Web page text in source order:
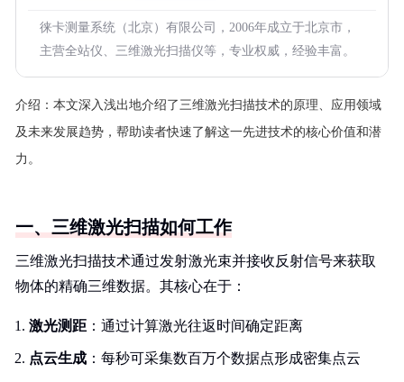
徕卡测量系统（北京）有限公司，2006年成立于北京市，
主营全站仪、三维激光扫描仪等，专业权威，经验丰富。
介绍： 本文深入浅出地介绍了三维激光扫描技术的原理、应用领域
及未来发展趋势，帮助读者快速了解这一先进技术的核心价值和潜
力。
一、三维激光扫描如何工作
三维激光扫描技术通过发射激光束并接收反射信号来获取
物体的精确三维数据。其核心在于：
激光测距 ：通过计算激光往返时间确定距离
点云生成 ：每秒可采集数百万个数据点形成密集点云